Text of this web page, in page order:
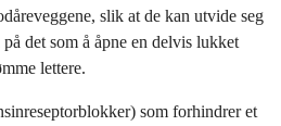
slik at de kan utvide seg
det som å åpne en delvis lukket
lettere.
som forhindrer et